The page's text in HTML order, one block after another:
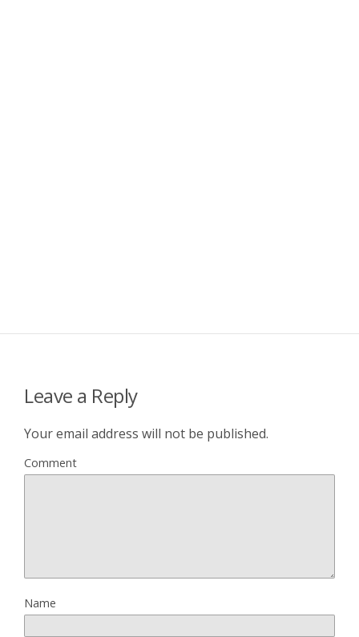
Leave a Reply
Your email address will not be published.
Comment
Name